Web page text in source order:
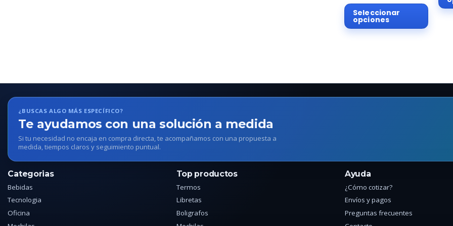
Seleccionar
opciones
Este
de
¿BUSCAS ALGO MÁS ESPECÍFICO?
Te ayudamos con una solución a medida
Si tu necesidad no encaja en compra directa, te acompañamos con una propuesta a
medida, tiempos claros y seguimiento puntual.
Categorias
Bebidas
Tecnologia
Oficina
Top productos
Termos
Libretas
Boligrafos
Ayuda
¿Cómo cotizar?
Envíos y pagos
Preguntas frecuentes